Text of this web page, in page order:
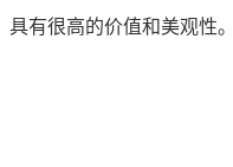
有很高的价值和美观性